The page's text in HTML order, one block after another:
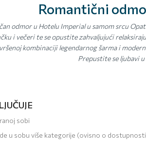
Romantični
odmor u Hotelu Imperial u samom srcu
i večeri te se opustite zahvaljujući
kombinaciji legendarnog šarma i
Prepustite se ljubavi
sobi
u sobu više kategorije (ovisno o